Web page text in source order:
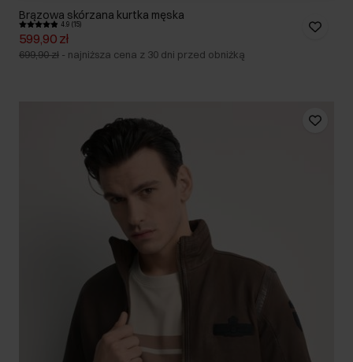
Brązowa skórzana kurtka męska
4.9 (15)
599,90 zł
699,90 zł - najniższa cena z 30 dni przed obniżką